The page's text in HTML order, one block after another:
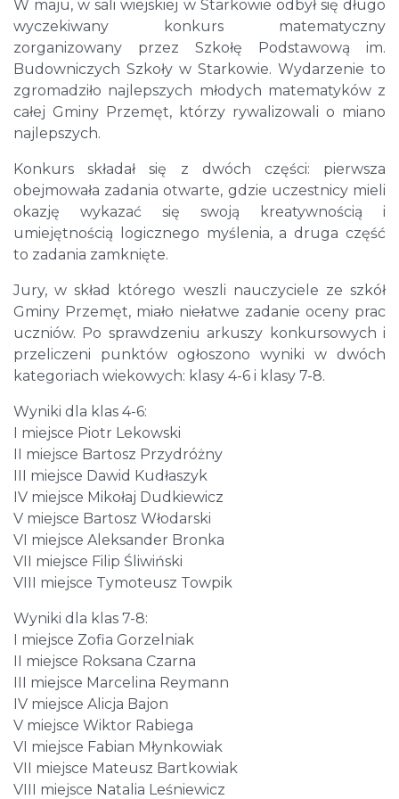
W maju, w sali wiejskiej w Starkowie odbył się długo
wyczekiwany konkurs matematyczny
zorganizowany przez Szkołę Podstawową im.
Budowniczych Szkoły w Starkowie. Wydarzenie to
zgromadziło najlepszych młodych matematyków z
całej Gminy Przemęt, którzy rywalizowali o miano
najlepszych.
Konkurs składał się z dwóch części: pierwsza
obejmowała zadania otwarte, gdzie uczestnicy mieli
okazję wykazać się swoją kreatywnością i
umiejętnością logicznego myślenia, a druga część
to zadania zamknięte.
Jury, w skład którego weszli nauczyciele ze szkół
Gminy Przemęt, miało niełatwe zadanie oceny prac
uczniów. Po sprawdzeniu arkuszy konkursowych i
przeliczeni punktów ogłoszono wyniki w dwóch
kategoriach wiekowych: klasy 4-6 i klasy 7-8.
Wyniki dla klas 4-6:
I miejsce Piotr Lekowski
II miejsce Bartosz Przydróżny
III miejsce Dawid Kudłaszyk
IV miejsce Mikołaj Dudkiewicz
V miejsce Bartosz Włodarski
VI miejsce Aleksander Bronka
VII miejsce Filip Śliwiński
VIII miejsce Tymoteusz Towpik
Wyniki dla klas 7-8:
I miejsce Zofia Gorzelniak
II miejsce Roksana Czarna
III miejsce Marcelina Reymann
IV miejsce Alicja Bajon
V miejsce Wiktor Rabiega
VI miejsce Fabian Młynkowiak
VII miejsce Mateusz Bartkowiak
VIII miejsce Natalia Leśniewicz